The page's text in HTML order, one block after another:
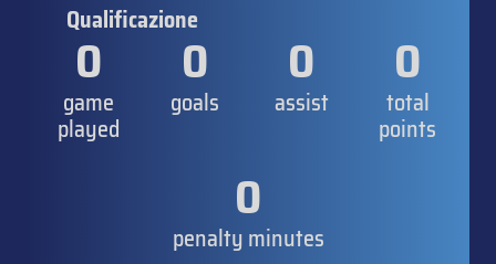
Qualificazione
0
game
played
0
goals
0
assist
0
total
points
0
penalty minutes